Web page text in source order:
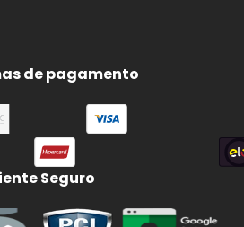
de pagamento
Seguro